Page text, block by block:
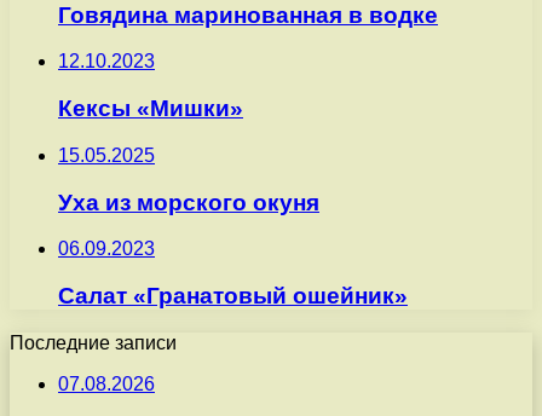
Говядина маринованная в водке
12.10.2023
Кексы «Мишки»
15.05.2025
Уха из морского окуня
06.09.2023
Салат «Гранатовый ошейник»
Последние записи
07.08.2026